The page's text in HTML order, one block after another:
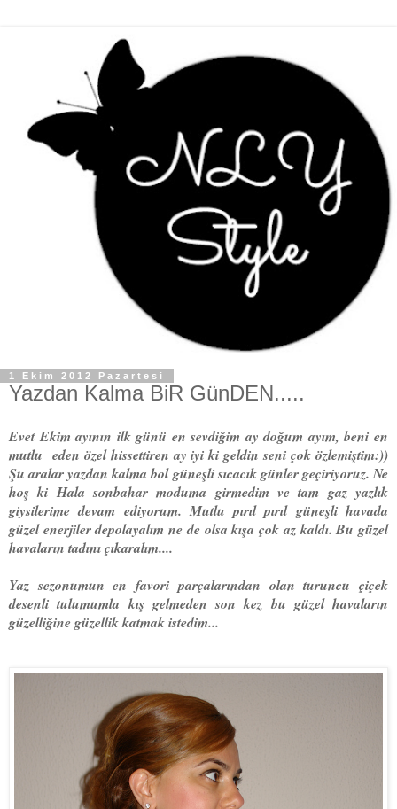
1 Ekim 2012 Pazartesi
Yazdan Kalma BiR GünDEN.....
Evet Ekim ayının ilk günü en sevdiğim ay doğum ayım, beni en
mutlu eden özel hissettiren ay iyi ki geldin seni çok özlemiştim:))
Şu aralar yazdan kalma bol güneşli sıcacık günler geçiriyoruz. Ne
hoş ki Hala sonbahar moduma girmedim ve tam gaz yazlık
giysilerime devam ediyorum. Mutlu pırıl pırıl güneşli havada
güzel enerjiler depolayalım ne de olsa kışa çok az kaldı. Bu güzel
havaların tadını çıkaralım....
Yaz sezonumun en favori parçalarından olan turuncu çiçek
desenli tulumumla kış gelmeden son kez bu güzel havaların
güzelliğine güzellik katmak istedim...